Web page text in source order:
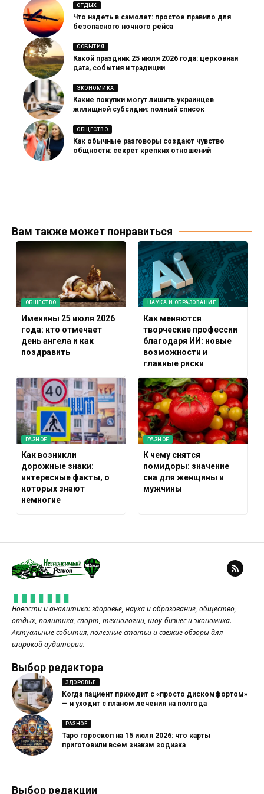
ОТДЫХ
Что надеть в самолет: простое правило для
безопасного ночного рейса
СОБЫТИЯ
Какой праздник 25 июля 2026 года: церковная
дата, события и традиции
ЭКОНОМИКА
Какие покупки могут лишить украинцев
жилищной субсидии: полный список
ОБЩЕСТВО
Как обычные разговоры создают чувство
общности: секрет крепких отношений
Вам также может понравиться
ОБЩЕСТВО
Именины 25 июля 2026
года: кто отмечает
день ангела и как
поздравить
НАУКА И ОБРАЗОВАНИЕ
Как меняются
творческие профессии
благодаря ИИ: новые
возможности и
главные риски
РАЗНОЕ
Как возникли
дорожные знаки:
интересные факты, о
которых знают
немногие
РАЗНОЕ
К чему снятся
помидоры: значение
сна для женщины и
мужчины
Новости и аналитика: здоровье, наука и образование, общество,
отдых, политика, спорт, технологии, шоу-бизнес и экономика.
Актуальные события, полезные статьи и свежие обзоры для
широкой аудитории.
Выбор редактора
ЗДОРОВЬЕ
Когда пациент приходит с «просто дискомфортом»
— и уходит с планом лечения на полгода
РАЗНОЕ
Таро гороскоп на 15 июля 2026: что карты
приготовили всем знакам зодиака
Выбор редакции